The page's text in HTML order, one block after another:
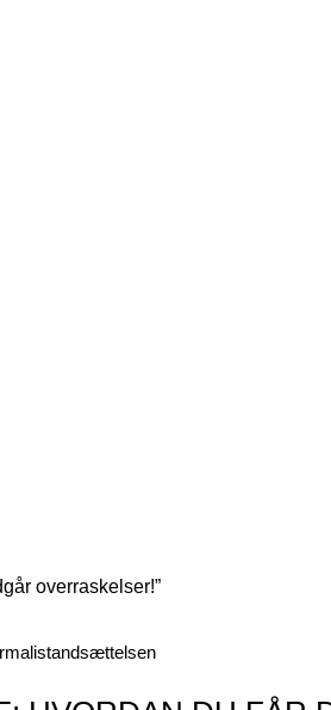
overraskelser!”